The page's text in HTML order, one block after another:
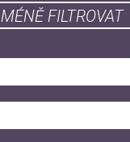
MÉNĚ FILTROVAT